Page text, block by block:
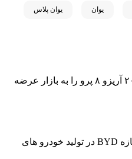
یوان یوان پلاس
چری مدل ۲۰۲۷ آریزو ۸ پرو را به بازار عرضه
رکورد شکنی تازه BYD در تولید خودرو های